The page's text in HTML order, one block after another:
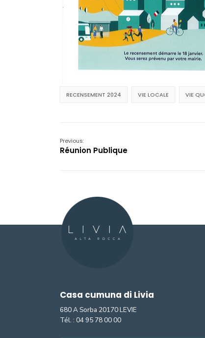
RECENSEMENT 2024 VIE LOCALE VIE
Previous:
Réunion Publique
Casa cumuna di Livia
680 A Sorba 20170 LEVIE
Tél. : 04 95 78 00 00